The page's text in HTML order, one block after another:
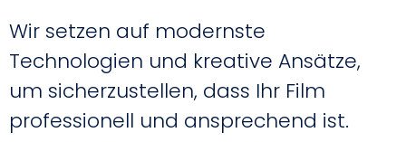
Wir setzen auf modernste
Technologien und kreative Ansätze,
um sicherzustellen, dass Ihr Film
professionell und ansprechend ist.